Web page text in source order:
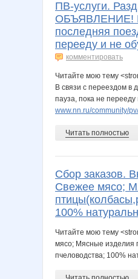
ПВ-услуги.
ОБЪЯВЛЕНИЕ! В
последняя
перееду и не
комментировать
Читайте мою тему
В связи с переездом в
пауза, пока не
www.nn.ru/community/
Читать полностью
Сбор заказов.
Свежее мясо;
100%
Читайте мою тему
мясо; Мясные изделия
пчеловодства; 100%